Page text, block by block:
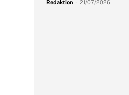
Redaktion 21/07/2026